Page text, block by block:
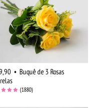
• Buquê de 3 Rosas
(1880)